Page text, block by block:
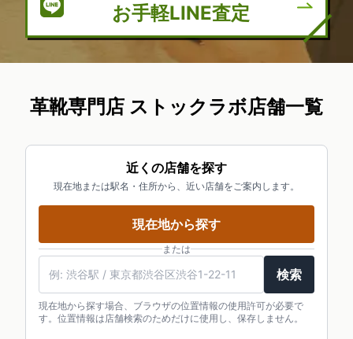
お手軽LINE査定
革靴専門店 ストックラボ店舗一覧
近くの店舗を探す
現在地または駅名・住所から、近い店舗をご案内します。
現在地から探す
または
検索
現在地から探す場合、ブラウザの位置情報の使用許可が必要で
す。位置情報は店舗検索のためだけに使用し、保存しません。